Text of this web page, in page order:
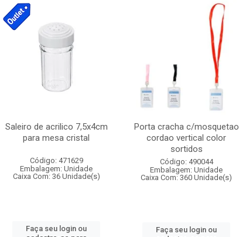
Saleiro de acrilico 7,5x4cm
para mesa cristal
Código: 471629
Embalagem: Unidade
Caixa Com: 36 Unidade(s)
Faça seu login ou
Porta cracha c/mosquetao
cordao vertical color
sortidos
Código: 490044
Embalagem: Unidade
Caixa Com: 360 Unidade(s)
Faça seu login ou